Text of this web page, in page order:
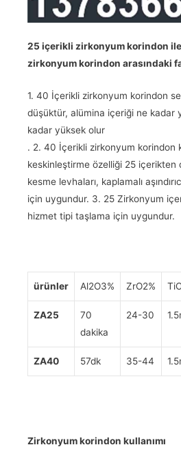
25 içerikli zirkonyum korindon
zirkonyum korindon arasındaki
1. 40 İçerikli zirkonyum korindon
düşüktür, alümina içeriği ne kadar
kadar yüksek olur
. 2. 40 İçerikli zirkonyum korindon
keskinleştirme özelliği 25 içerikten
kesme levhaları, kaplamalı
için uygundur. 3. 25 Zirkonyum
hizmet tipi taşlama için uygundur.
ürünler Al2O3% ZrO2%
ZA25
70
dakika
24-30
ZA40 57dk 35-44
Zirkonyum korindon kullanımı